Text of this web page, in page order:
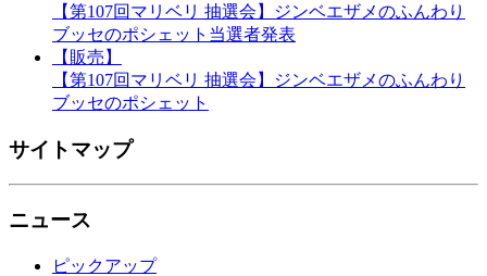
【第107回マリベリ 抽選会】ジンベエザメのふんわり
ブッセのポシェット当選者発表
【販売】
【第107回マリベリ 抽選会】ジンベエザメのふんわり
ブッセのポシェット
サイトマップ
ニュース
ピックアップ